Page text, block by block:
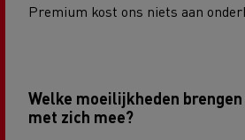
Premium kost ons niets aan
Welke moeilijkheden
met zich mee?